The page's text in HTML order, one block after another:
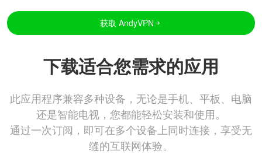
获取 AndyVPN
下载适合您需求的应用
此应用程序兼容多种设备，无论是手机、平板、电脑
还是智能电视，您都能轻松安装和使用。
通过一次订阅，即可在多个设备上同时连接，享受无
缝的互联网体验。